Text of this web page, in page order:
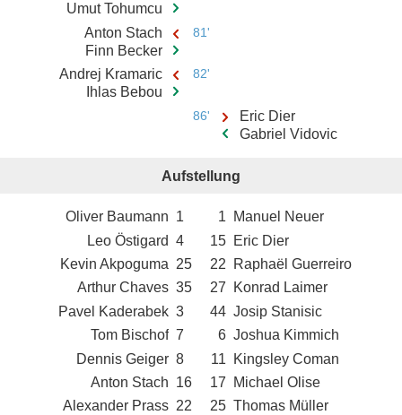
Umut Tohumcu
Anton Stach
Finn Becker
81'
Andrej Kramaric
Ihlas Bebou
82'
86'
Eric Dier
Gabriel Vidovic
Aufstellung
Oliver Baumann 1 1
Manuel Neuer
Leo Östigard 4 15 Eric Dier
Kevin Akpoguma 25 22
Raphaël Guerreiro
Arthur Chaves 35 27
Konrad Laimer
Pavel Kaderabek 3 44 Josip Stanisic
Tom Bischof 7 6 Joshua Kimmich
Dennis Geiger 8 11
Kingsley Coman
Anton Stach 16 17
Michael Olise
Alexander Prass 22 25 Thomas Müller